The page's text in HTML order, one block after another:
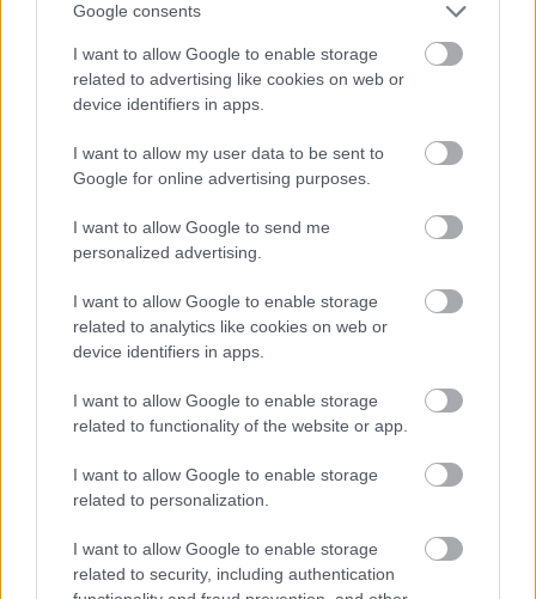
Google consents
I want to allow Google to enable storage
related to advertising like cookies on web or
device identifiers in apps.
I want to allow my user data to be sent to
Google for online advertising purposes.
I want to allow Google to send me
personalized advertising.
I want to allow Google to enable storage
related to analytics like cookies on web or
device identifiers in apps.
I want to allow Google to enable storage
related to functionality of the website or app.
I want to allow Google to enable storage
related to personalization.
I want to allow Google to enable storage
related to security, including authentication
1 nap 4 óra 15 perc 35 másodperc
Leeds UnitedvsManchester United2026-08-12 20:30
ELŐZŐ MÉRKŐZÉSEK
Támogatás
Támogasd adományoddal
Kapcsolódó hírek